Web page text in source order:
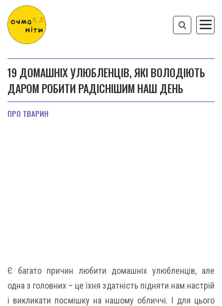
19 ДОМАШНІХ УЛЮБЛЕНЦІВ, ЯКІ ВОЛОДІЮТЬ
ДАРОМ РОБИТИ РАДІСНІШИМ НАШ ДЕНЬ
ПРО ТВАРИН
Є багато причин любити домашніх улюбленців, але
одна з головних – це їхня здатність підняти нам настрій
і викликати посмішку на нашому обличчі. І для цього